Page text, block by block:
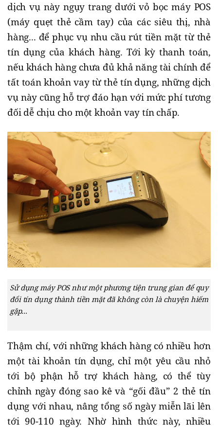
dịch vụ này ngụy trang dưới vỏ bọc máy POS
(máy quẹt thẻ cầm tay) của các siêu thị, nhà
hàng... để phục vụ nhu cầu rút tiền mặt từ thẻ
tín dụng của khách hàng. Tới kỳ thanh toán,
nếu khách hàng chưa đủ khả năng tài chính để
tất toán khoản vay từ thẻ tín dụng, những dịch
vụ này cũng hỗ trợ đáo hạn với mức phí tương
đối dễ chịu cho một khoản vay tín chấp.
Sử dụng máy POS như một phương tiện trung gian để quy
đổi tín dụng thành tiền mặt đã không còn là chuyện hiếm
gặp...
Thậm chí, với những khách hàng có nhiều hơn
một tài khoản tín dụng, chỉ một yêu cầu nhỏ
tới bộ phận hỗ trợ khách hàng, có thể tùy
chỉnh ngày đóng sao kê và “gối đầu” 2 thẻ tín
dụng với nhau, nâng tổng số ngày miễn lãi lên
tới 90-110 ngày. Nhờ hình thức này, nhiều